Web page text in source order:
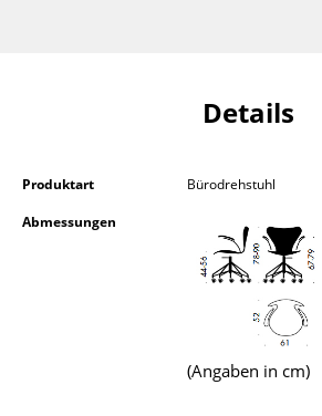
... alle Aufbewahrungsmöbel
Hängeleuchten & Deckenleuchten
Details
Produktart
Bürodrehstuhl
Abmessungen
(Angaben in cm)